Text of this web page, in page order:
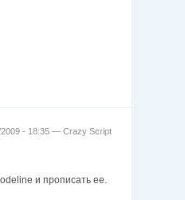
2009 - 18:35 — Crazy Script
и прописать ее.